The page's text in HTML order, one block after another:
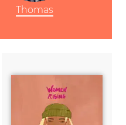
Thomas